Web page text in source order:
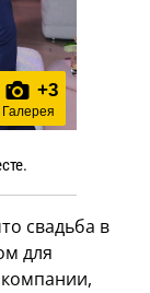
+3
Галерея
свадьба в
для